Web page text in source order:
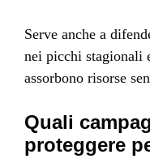
Serve anche a
nei picchi stagionali
assorbono risorse
Quali
proteggere